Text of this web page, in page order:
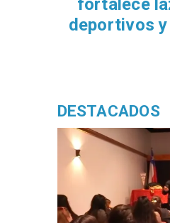
DESTACADOS